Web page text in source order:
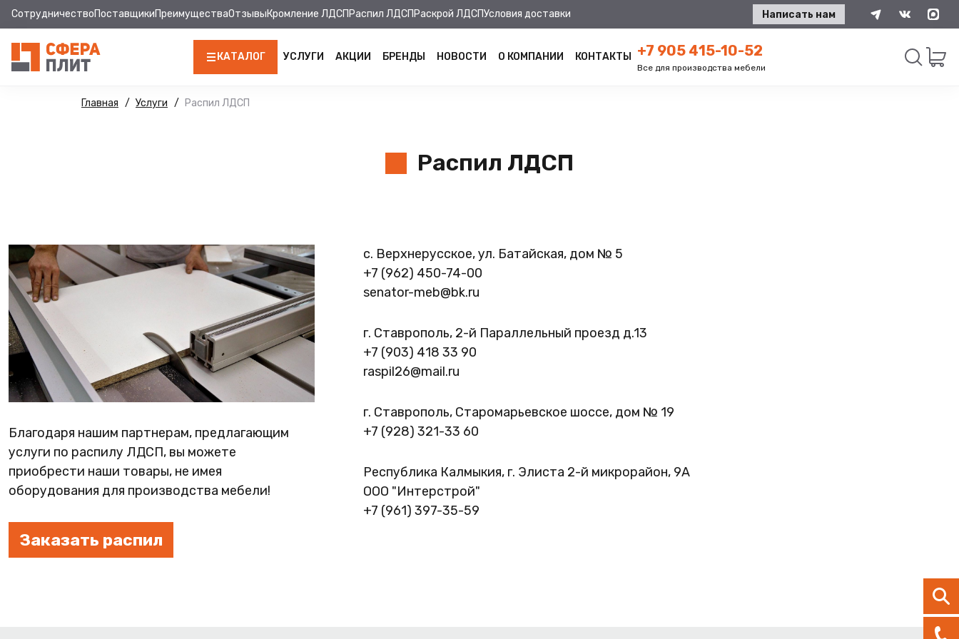
СотрудничествоПоставщикиПреимуществаОтзывыКромление ЛДСП Распил ЛДСП Раскрой ЛДСПУсловия доставки Написать нам
КАТАЛОГ
ЛДСП
ХДФ
ФАНЕРА
ФУРНИТУРА
ПРОФИЛЬ АЛЮМИНИЕВЫЙ
РАСПРОДАЖА
НОВИНКИ
УСЛУГИ АКЦИИ БРЕНДЫ НОВОСТИ О КОМПАНИИ КОНТАКТЫ +7 905 415-10-52
Все для производства мебели
Главная Услуги Распил ЛДСП
Распил ЛДСП
Благодаря нашим партнерам, предлагающим
услуги по распилу ЛДСП, вы можете
приобрести наши товары, не имея
оборудования для производства мебели!
Заказать распил
с. Верхнерусское, ул. Батайская, дом № 5
+7 (962) 450-74-00
senator-meb@bk.ru
г. Ставрополь, 2-й Параллельный проезд д.13
+7 (903) 418 33 90
raspil26@mail.ru
г. Ставрополь, Старомарьевское шоссе, дом № 19
+7 (928) 321-33 60
Республика Калмыкия, г. Элиста 2-й микрорайон, 9А
ООО "Интерстрой"
+7 (961) 397-35-59